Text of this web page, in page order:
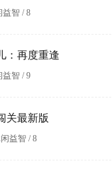
益智 /8
：再度重逢
益智 /9
关最新版
益智 /8